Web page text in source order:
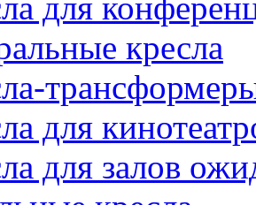
кресла
для
для залов